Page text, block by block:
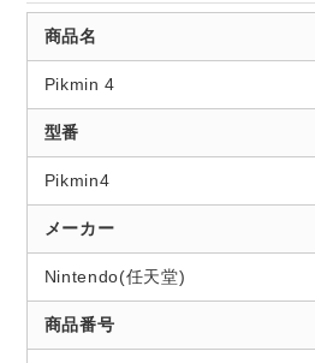
商品名
Pikmin 4
型番
Pikmin4
メーカー
Nintendo(任天堂)
商品番号